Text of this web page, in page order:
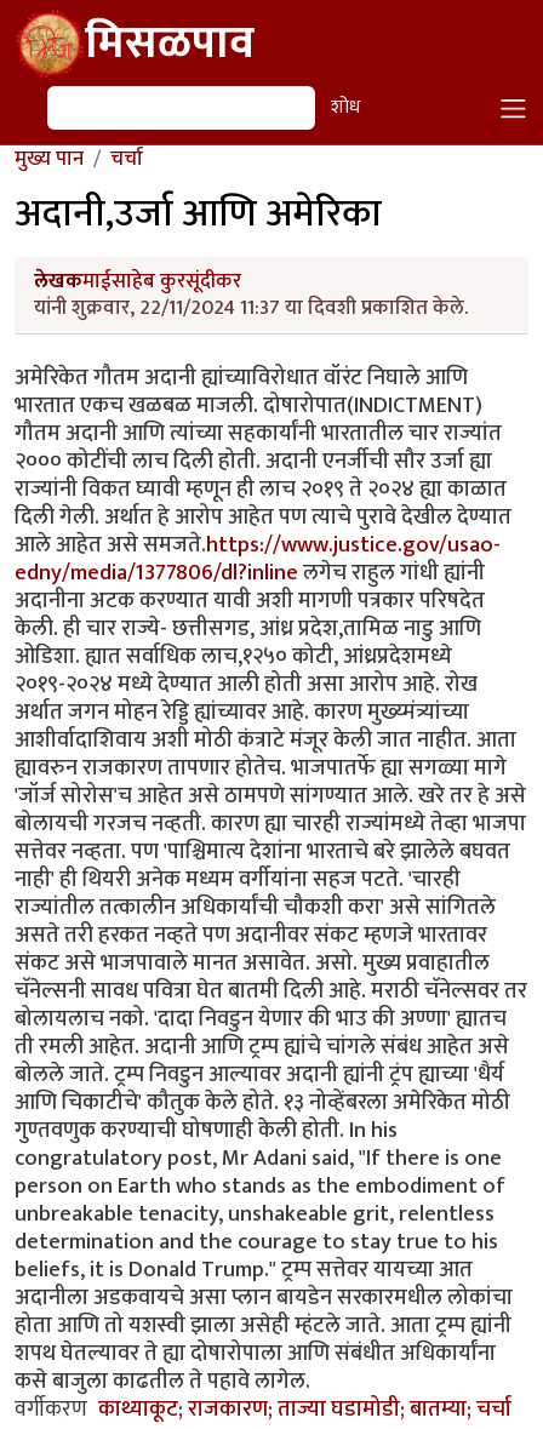
Skip to main contentमिसळपाव
शोध शोध
मुख्य पान चर्चा
अदानी,उर्जा आणि अमेरिका
लेखकमाईसाहेब कुरसूंदीकर
यांनी शुक्रवार, 22/11/2024 11:37 या दिवशी प्रकाशित केले.
अमेरिकेत गौतम अदानी ह्यांच्याविरोधात वॉरंट निघाले आणि
भारतात एकच खळबळ माजली. दोषारोपात(INDICTMENT)
गौतम अदानी आणि त्यांच्या सहकार्यांनी भारतातील चार राज्यांत
२००० कोटींची लाच दिली होती. अदानी एनर्जीची सौर उर्जा ह्या
राज्यांनी विकत घ्यावी म्हणून ही लाच २०१९ ते २०२४ ह्या काळात
दिली गेली. अर्थात हे आरोप आहेत पण त्याचे पुरावे देखील देण्यात
आले आहेत असे समजते.https://www.justice.gov/usao-
edny/media/1377806/dl?inlineलगेच राहुल गांधी ह्यांनी
अदानीना अटक करण्यात यावी अशी मागणी पत्रकार परिषदेत
केली. ही चार राज्ये- छत्तीसगड, आंध्र प्रदेश,तामिळ नाडु आणि
ओडिशा. ह्यात सर्वाधिक लाच,१२५० कोटी, आंध्रप्रदेशमध्ये
२०१९-२०२४ मध्ये देण्यात आली होती असा आरोप आहे. रोख
अर्थात जगन मोहन रेड्डि ह्यांच्यावर आहे. कारण मुख्य्मंत्र्यांच्या
आशीर्वादाशिवाय अशी मोठी कंत्राटे मंजूर केली जात नाहीत. आता
ह्यावरुन राजकारण तापणार होतेच. भाजपातर्फे ह्या सगळ्या मागे
'जॉर्ज सोरोस'च आहेत असे ठामपणे सांगण्यात आले. खरे तर हे असे
बोलायची गरजच नव्हती. कारण ह्या चारही राज्यांमध्ये तेव्हा भाजपा
सत्तेवर नव्हता. पण 'पाश्चिमात्य देशांना भारताचे बरे झालेले बघवत
नाही' ही थियरी अनेक मध्यम वर्गीयांना सहज पटते. 'चारही
राज्यांतील तत्कालीन अधिकार्यांची चौकशी करा' असे सांगितले
असते तरी हरकत नव्हते पण अदानीवर संकट म्हणजे भारतावर
संकट असे भाजपावाले मानत असावेत. असो. मुख्य प्रवाहातील
चॅनेल्सनी सावध पवित्रा घेत बातमी दिली आहे. मराठी चॅनेल्सवर तर
बोलायलाच नको. 'दादा निवडुन येणार की भाउ की अण्णा' ह्यातच
ती रमली आहेत. अदानी आणि ट्रम्प ह्यांचे चांगले संबंध आहेत असे
बोलले जाते. ट्रम्प निवडुन आल्यावर अदानी ह्यांनी ट्रंप ह्याच्या 'धैर्य
आणि चिकाटीचे' कौतुक केले होते. १३ नोव्हेंबरला अमेरिकेत मोठी
गुण्तवणुक करण्याची घोषणाही केली होती. In his
congratulatory post, Mr Adani said, "If there is one
person on Earth who stands as the embodiment of
unbreakable tenacity, unshakeable grit, relentless
determination and the courage to stay true to his
beliefs, it is Donald Trump." ट्रम्प सत्तेवर यायच्या आत
अदानीला अडकवायचे असा प्लान बायडेन सरकारमधील लोकांचा
होता आणि तो यशस्वी झाला असेही म्हंटले जाते. आता ट्रम्प ह्यांनी
शपथ घेतल्यावर ते ह्या दोषारोपाला आणि संबंधीत अधिकार्यांना
कसे बाजुला काढतील ते पहावे लागेल.
वर्गीकरण काथ्याकूट; राजकारण; ताज्या घडामोडी; बातम्या; चर्चा